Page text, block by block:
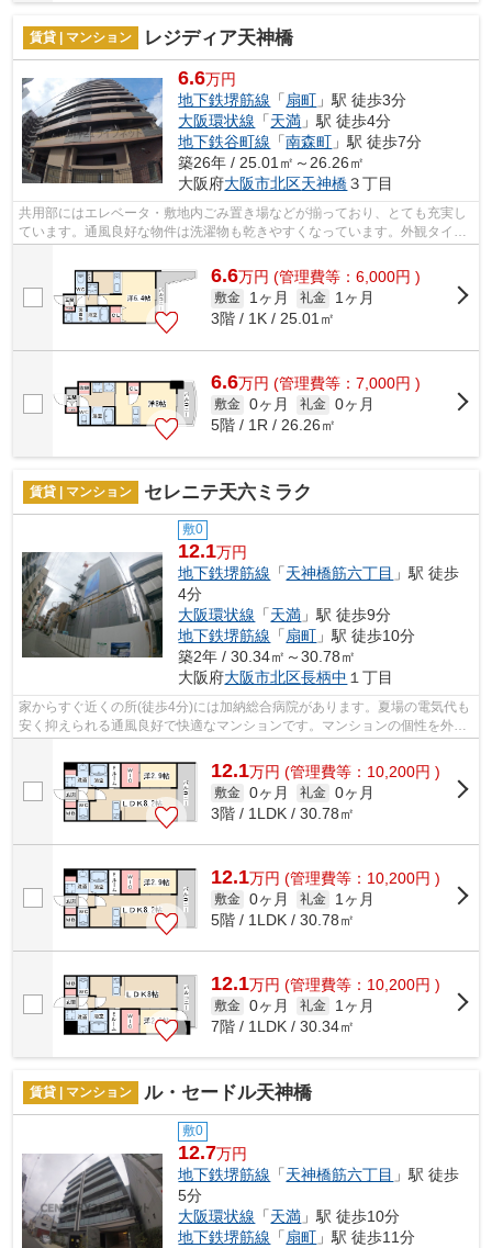
賃貸 | マンション レジディア天神橋
6.6万円
地下鉄堺筋線 「 扇町 」駅 徒歩3分
大阪環状線 「天満 」駅 徒歩4分
地下鉄谷町線 「南森町 」駅 徒歩7分
築26年 / 25.01㎡～26.26㎡
大阪府大阪市北区天神橋３丁目
共用部にはエレベータ・敷地内ごみ置き場などが揃っており、とても充実し
ています。通風良好な物件は洗濯物も乾きやすくなっています。外観タイル
張りの物件です。2駅利用可能な物件な...
6.6万円 (管理費等：6,000円 )
敷金 1ヶ月 礼金
1ヶ月
3階 / 1K / 25.01㎡
6.6万円 (管理費等：7,000円 )
敷金 0ヶ月 礼金 0ヶ月
5階 / 1R / 26.26㎡
賃貸 | マンション セレニテ天六ミラク
敷0
12.1万円
地下鉄堺筋線 「天神橋筋六丁目 」駅 徒歩
4分
大阪環状線 「天満 」駅 徒歩9分
地下鉄堺筋線 「扇町 」駅 徒歩10分
築2年 / 30.34㎡～30.78㎡
大阪府大阪市北区長柄中 １丁目
家からすぐ近くの所(徒歩4分)には加納総合病院があります。夏場の電気代も
安く抑えられる通風良好で快適なマンションです。マンションの個性を外観
12.1万円 (管理費等：10,200円 )
敷金 0ヶ月 礼金 0ヶ月
3階 / 1LDK / 30.78㎡
12.1万円 (管理費等：10,200円 )
敷金 0ヶ月 礼金
1ヶ月
5階 / 1LDK / 30.78㎡
12.1万円 (管理費等：10,200円 )
敷金 0ヶ月 礼金
1ヶ月
7階 / 1LDK / 30.34㎡
賃貸 | マンション ル・セードル天神橋
敷0
12.7万円
地下鉄堺筋線 「天神橋筋六丁目 」駅 徒歩
5分
大阪環状線 「天満 」駅 徒歩10分
地下鉄堺筋線 「扇町 」駅 徒歩11分